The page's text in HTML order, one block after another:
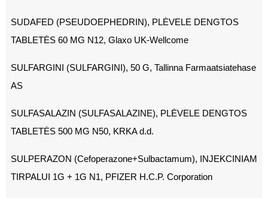
SUDAFED (PSEUDOEPHEDRIN), PLĖVELE DENGTOS
TABLETĖS 60 MG N12, Glaxo UK-Wellcome
SULFARGINI (SULFARGINI), 50 G, Tallinna Farmaatsiatehase
AS
SULFASALAZIN (SULFASALAZINE), PLĖVELE DENGTOS
TABLETĖS 500 MG N50, KRKA d.d.
SULPERAZON (Cefoperazone+Sulbactamum), INJEKCINIAM
TIRPALUI 1G + 1G N1, PFIZER H.C.P. Corporation